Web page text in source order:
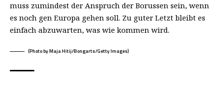
muss zumindest der Anspruch der Borussen sein, wenn
es noch gen Europa gehen soll. Zu guter Letzt bleibt es
einfach abzuwarten, was wie kommen wird.
(Photo by Maja Hitij/Bongarts/Getty Images)